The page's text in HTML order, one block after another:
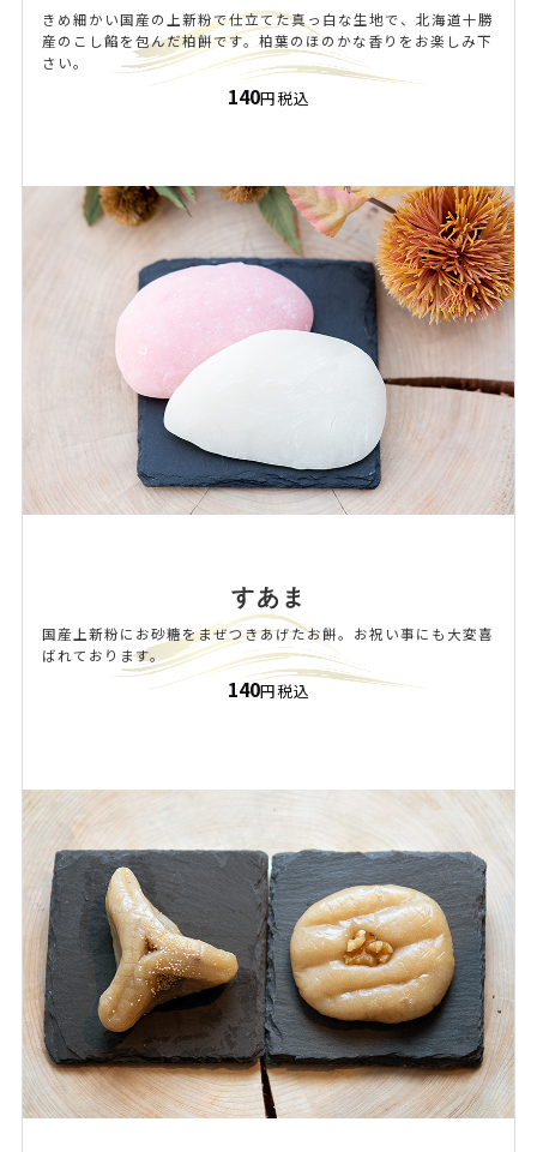
きめ細かい国産の上新粉で仕立てた真っ白な生地で、北海道十勝
産のこし餡を包んだ柏餅です。柏葉のほのかな香りをお楽しみ下
さい。
140円税込
すあま
国産上新粉にお砂糖をまぜつきあげたお餅。お祝い事にも大変喜
ばれております。
140円税込